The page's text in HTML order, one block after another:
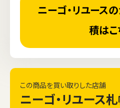
ニーゴ・リユース
積はこ
この商品を買い取りした店舗
ニーゴ・リユース